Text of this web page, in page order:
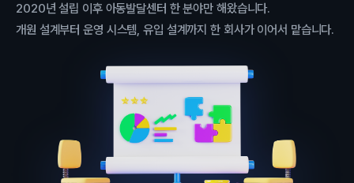
2020년 설립 이후 아동발달센터 한 분야만 해왔습니다.
개원 설계부터 운영 시스템, 유입 설계까지 한 회사가 이어서 맡습니다.